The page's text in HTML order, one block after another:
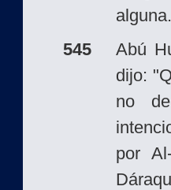
alguna.
545
Abú
dijo:
no
por